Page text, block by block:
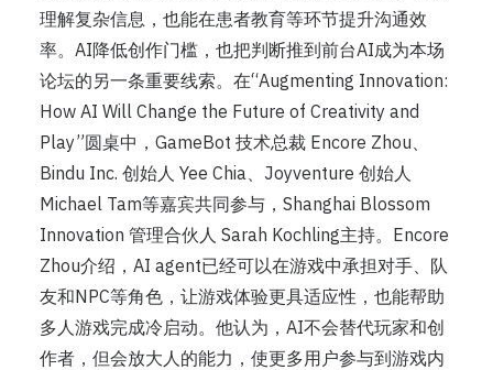
理解复杂信息，也能在患者教育等环节提升沟通效
率。AI降低创作门槛，也把判断推到前台AI成为本场
论坛的另一条重要线索。在“Augmenting Innovation:
How AI Will Change the Future of Creativity and
Play”圆桌中，GameBot 技术总裁 Encore Zhou、
Bindu Inc. 创始人 Yee Chia、Joyventure 创始人
Michael Tam等嘉宾共同参与，Shanghai Blossom
Innovation 管理合伙人 Sarah Kochling主持。Encore
Zhou介绍，AI agent已经可以在游戏中承担对手、队
友和NPC等角色，让游戏体验更具适应性，也能帮助
多人游戏完成冷启动。他认为，AI不会替代玩家和创
作者，但会放大人的能力，使更多用户参与到游戏内